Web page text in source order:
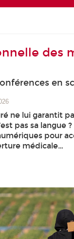
des
en
ne lui garantit
pas sa langue
pour
médicale…